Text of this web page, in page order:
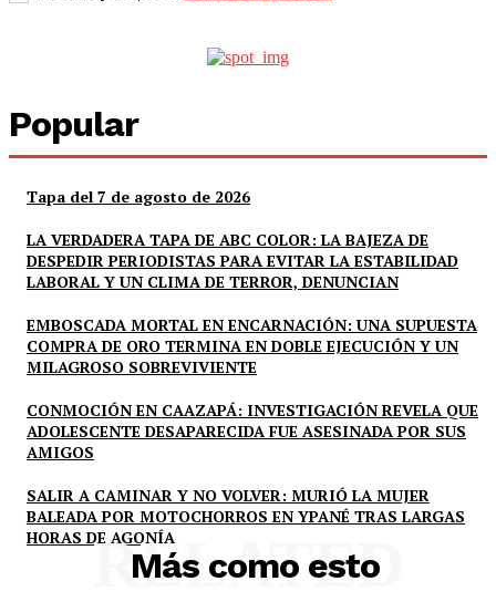
Popular
Tapa del 7 de agosto de 2026
LA VERDADERA TAPA DE ABC COLOR: LA BAJEZA DE
DESPEDIR PERIODISTAS PARA EVITAR LA ESTABILIDAD
LABORAL Y UN CLIMA DE TERROR, DENUNCIAN
EMBOSCADA MORTAL EN ENCARNACIÓN: UNA SUPUESTA
COMPRA DE ORO TERMINA EN DOBLE EJECUCIÓN Y UN
MILAGROSO SOBREVIVIENTE
CONMOCIÓN EN CAAZAPÁ: INVESTIGACIÓN REVELA QUE
ADOLESCENTE DESAPARECIDA FUE ASESINADA POR SUS
AMIGOS
SALIR A CAMINAR Y NO VOLVER: MURIÓ LA MUJER
BALEADA POR MOTOCHORROS EN YPANÉ TRAS LARGAS
HORAS DE AGONÍA
Más como esto
RELATED